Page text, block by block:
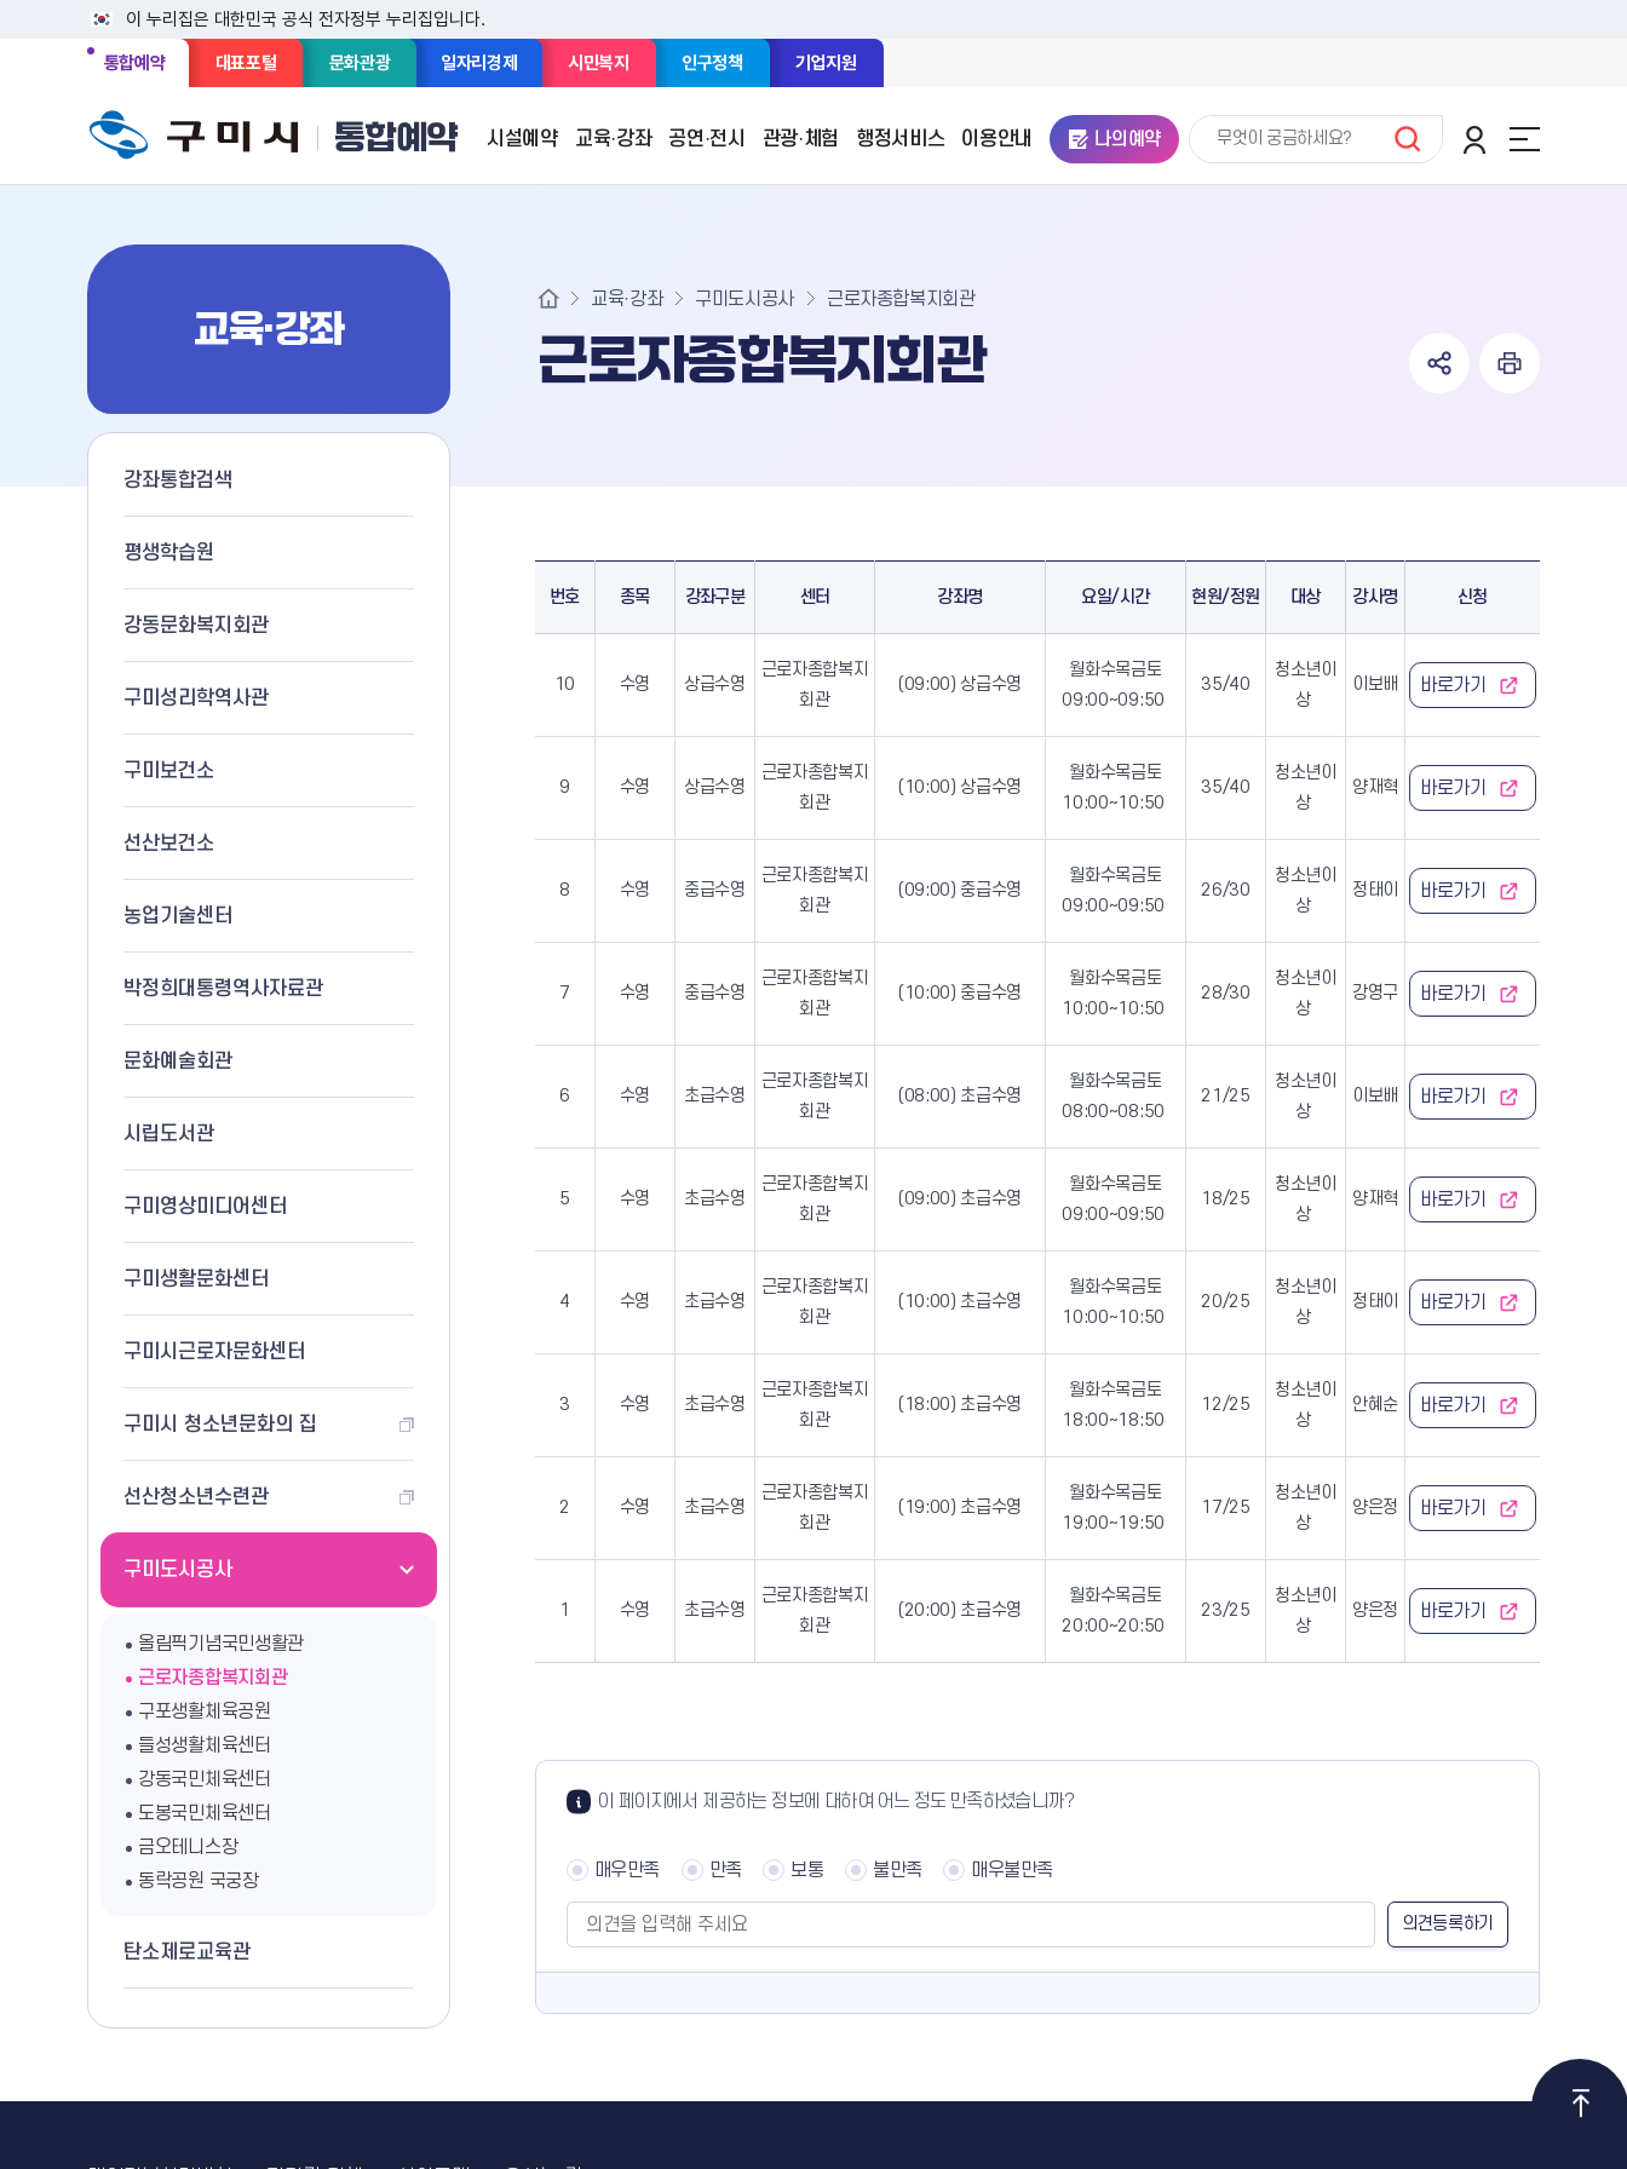
이 누리집은 대한민국 공식 전자정부 누리집입니다.
통합예약
대표포털 문화관광 일자리경제 시민복지 인구정책 기업지원
통합예약 시설예약 교육·강좌
구미시의 다양한 시설과 서비스를
전체
평생학습
구미생활문화센터
구미시근로자문화센터 구미시 청소년문화의 집 선산청소년수련관
구미도시공사
근로자종합복지회관
강동국민체육센터
동락공원 국궁장
탄소제로교육관
공연·전시 관광·체험 행정서비스 이용안내 나의예약
교육·강좌
강좌통합검색
평생학습원
강동문화복지회관
구미성리학역사관
구미보건소
선산보건소
농업기술센터
박정희대통령역사자료관
문화예술회관
시립도서관
구미영상미디어센터
구미생활문화센터
구미시근로자문화센터
구미시 청소년문화의 집
선산청소년수련관
구미도시공사
올림픽기념국민생활관
근로자종합복지회관
구포생활체육공원
들성생활체육센터
강동국민체육센터
도봉국민체육센터
금오테니스장
동락공원 국궁장
탄소제로교육관
근로자종합복지회관
교육·강좌 구미도시공사 근로자종합복지회관
번호 종목 강좌구분 센터 강좌명 요일/시간 현원/정원 대상 강사명 신청
10 수영 상급수영
근로자종합복지
회관
(09:00) 상급수영
월화수목금토
09:00~09:50
35/40
청소년이
상
이보배 바로가기
9 수영 상급수영
근로자종합복지
회관
(10:00) 상급수영
월화수목금토
10:00~10:50
35/40
청소년이
상
양재혁 바로가기
8 수영 중급수영
근로자종합복지
회관
(09:00) 중급수영
월화수목금토
09:00~09:50
26/30
청소년이
상
정태이 바로가기
7 수영 중급수영
근로자종합복지
회관
(10:00) 중급수영
월화수목금토
10:00~10:50
28/30
청소년이
상
강영구 바로가기
6 수영 초급수영
근로자종합복지
회관
(08:00) 초급수영
월화수목금토
08:00~08:50
21/25
청소년이
상
이보배 바로가기
5 수영 초급수영
근로자종합복지
회관
(09:00) 초급수영
월화수목금토
09:00~09:50
18/25
청소년이
상
양재혁 바로가기
4 수영 초급수영
근로자종합복지
회관
(10:00) 초급수영
월화수목금토
10:00~10:50
20/25
청소년이
상
정태이 바로가기
3 수영 초급수영
근로자종합복지
회관
(18:00) 초급수영
월화수목금토
18:00~18:50
12/25
청소년이
상
안혜순 바로가기
2 수영 초급수영
근로자종합복지
회관
(19:00) 초급수영
월화수목금토
19:00~19:50
17/25
청소년이
상
양은정 바로가기
1 수영 초급수영
근로자종합복지
회관
(20:00) 초급수영
월화수목금토
20:00~20:50
23/25
청소년이
상
양은정 바로가기
이 페이지에서 제공하는 정보에 대하여 어느 정도 만족하셨습니까?
매우만족 만족 보통 불만족 매우불만족